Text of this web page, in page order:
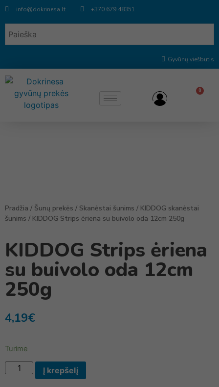
info@dokrinesa.lt +370 679 48351
Gyvūnų viešbutis
0
Pradžia / Šunų prekės / Skanėstai šunims / KIDDOG skanėstai
šunims / KIDDOG Strips ėriena su buivolo oda 12cm 250g
KIDDOG Strips ėriena
su buivolo oda 12cm
250g
4,19€
Turime
Į krepšelį